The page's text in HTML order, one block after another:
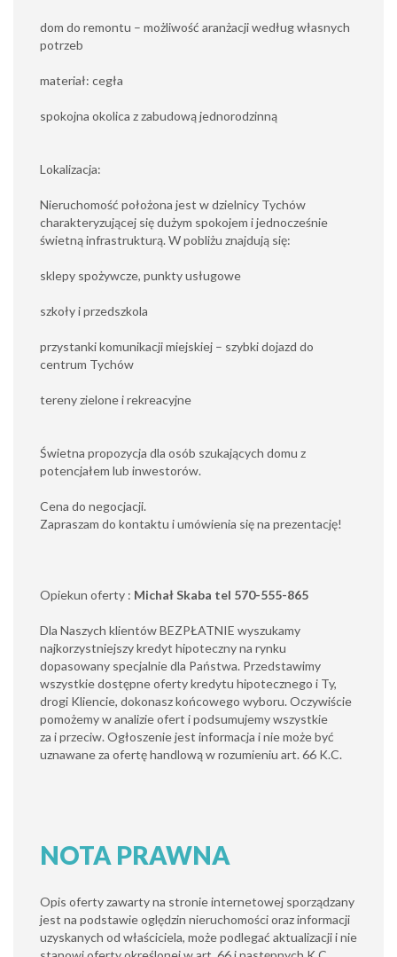
dom do remontu – możliwość aranżacji według własnych
potrzeb
materiał: cegła
spokojna okolica z zabudową jednorodzinną
Lokalizacja:
Nieruchomość położona jest w dzielnicy Tychów
charakteryzującej się dużym spokojem i jednocześnie
świetną infrastrukturą. W pobliżu znajdują się:
sklepy spożywcze, punkty usługowe
szkoły i przedszkola
przystanki komunikacji miejskiej – szybki dojazd do
centrum Tychów
tereny zielone i rekreacyjne
Świetna propozycja dla osób szukających domu z
potencjałem lub inwestorów.
Cena do negocjacji.
Zapraszam do kontaktu i umówienia się na prezentację!
Opiekun oferty : Michał Skaba tel 570-555-865
Dla Naszych klientów BEZPŁATNIE wyszukamy
najkorzystniejszy kredyt hipoteczny na rynku
dopasowany specjalnie dla Państwa. Przedstawimy
wszystkie dostępne oferty kredytu hipotecznego i Ty,
drogi Kliencie, dokonasz końcowego wyboru. Oczywiście
pomożemy w analizie ofert i podsumujemy wszystkie
za i przeciw. Ogłoszenie jest informacja i nie może być
uznawane za ofertę handlową w rozumieniu art. 66 K.C.
NOTA PRAWNA
Opis oferty zawarty na stronie internetowej sporządzany
jest na podstawie oględzin nieruchomości oraz informacji
uzyskanych od właściciela, może podlegać aktualizacji i nie